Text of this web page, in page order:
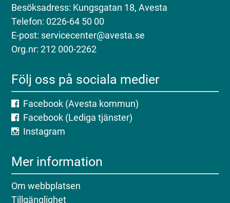
Besöksadress: Kungsgatan 18, Avesta
Telefon: 0226-64 50 00
E-post: servicecenter@avesta.se
Org.nr: 212 000-2262
Följ oss på sociala medier
Facebook (Avesta kommun)
Facebook (Lediga tjänster)
Instagram
Mer information
Om webbplatsen
Tillgänglighet